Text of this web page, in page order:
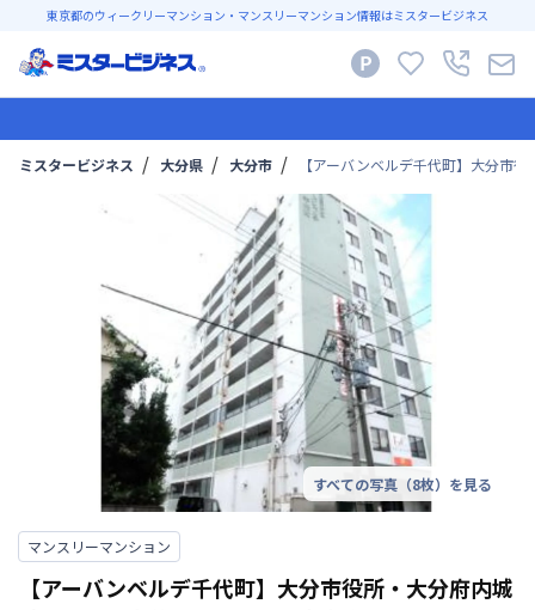
東京都のウィークリーマンション・マンスリーマンション情報はミスタービジネス
ミスタービジネス 大分県 大分市 【アーバンベルデ千代町】大分市
すべての写真（8枚）を見る
マンスリーマンション
【アーバンベルデ千代町】大分市役所・大分府内城